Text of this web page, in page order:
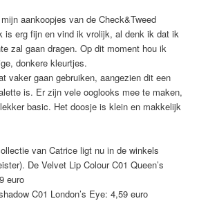
aankoopjes van de Check&Tweed
is erg fijn en vind ik vrolijk, al denk ik dat ik
zal gaan dragen. Op dit moment hou ik
donkere kleurtjes.
vaker gaan gebruiken, aangezien dit een
is. Er zijn vele ooglooks mee te maken,
basic. Het doosje is klein en makkelijk
van Catrice ligt nu in de winkels
De Velvet Lip Colour C01 Queen’s
euro
C01 London’s Eye: 4,59 euro